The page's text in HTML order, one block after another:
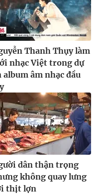
Thanh Thụy làm
nhạc Việt trong dự
album âm nhạc đầu
dân thận trọng
không quay lưng
thịt lợn